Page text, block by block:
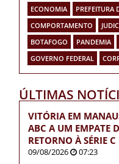
ECONOMIA
PREFEITURA
COMPORTAMENTO
BOTAFOGO
PANDEMIA
GOVERNO FEDERAL
ÚLTIMAS
VITÓRIA EM
ABC A UM EMPATE
RETORNO À SÉRIE C
09/08/2026 07:23